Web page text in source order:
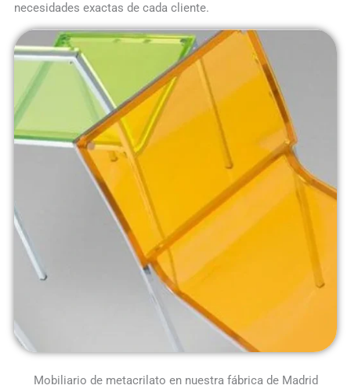
necesidades exactas de cada cliente.
Mobiliario de metacrilato en nuestra fábrica de Madrid